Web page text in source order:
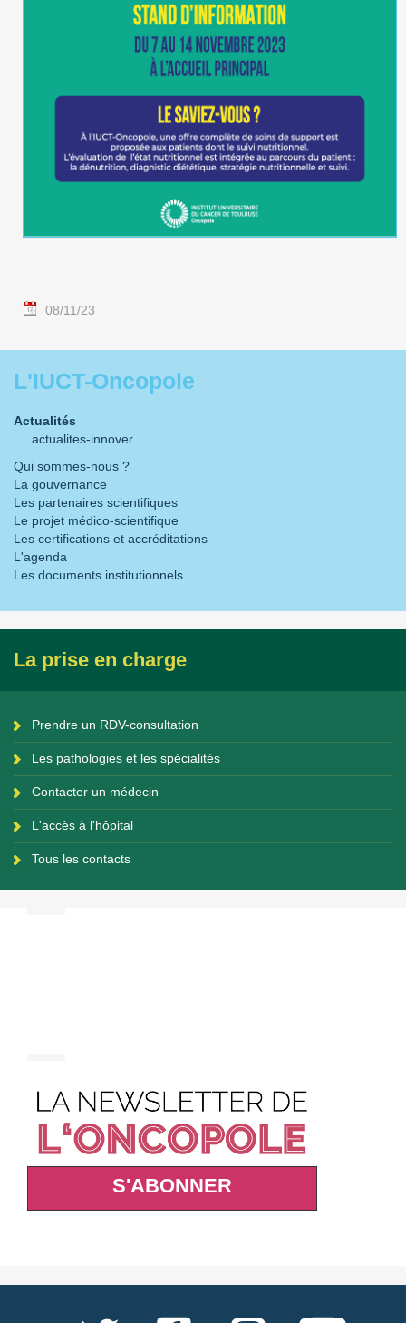
08/11/23
L'IUCT-Oncopole
Actualités
actualites-innover
Qui sommes-nous ?
La gouvernance
Les partenaires scientifiques
Le projet médico-scientifique
Les certifications et accréditations
L'agenda
Les documents institutionnels
La prise en charge
Prendre un RDV-consultation
Les pathologies et les spécialités
Contacter un médecin
L'accès à l'hôpital
Tous les contacts
S'ABONNER